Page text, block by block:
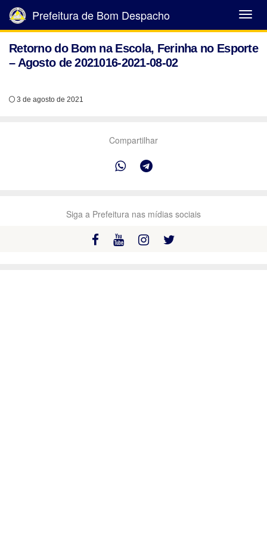
Abrir
Menu
Prefeitura de Bom Despacho
Retorno do Bom na Escola, Ferinha no Esporte
– Agosto de 2021016-2021-08-02
3 de agosto de 2021
Compartilhar
Siga a Prefeitura nas mídias sociais